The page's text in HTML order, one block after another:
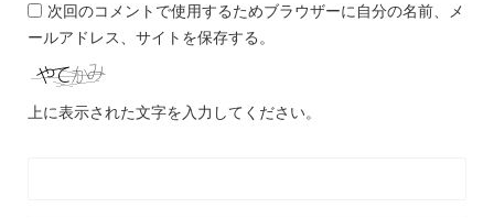
次回のコメントで使用するためブラウザーに自分の名前、メ
ールアドレス、サイトを保存する。
上に表示された文字を入力してください。